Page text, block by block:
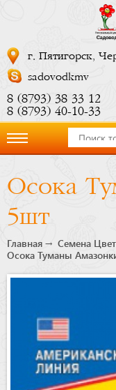
г. Пятигорск,
sadovodkmv
8 (8793) 38 33 12
8 (8793) 40-10-33
компании
Купить
Бренды
Доставка
Осока
5шт
Главная Семена
Осока Туманы